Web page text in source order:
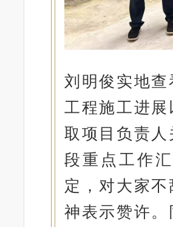
刘明俊实地
工程施工进
取项目负责
段重点工作
定，对大家
神表示赞许